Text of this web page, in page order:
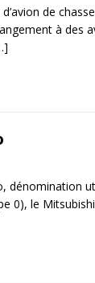
de
à des
dénomination
0), le